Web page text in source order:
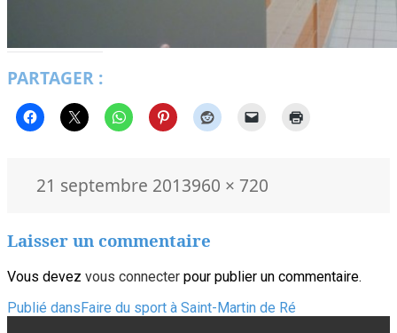
PARTAGER :
Publié
21 septembre 2013Taille
960 × 720
Laisser un commentaire
Vous devez vous connecter pour publier un commentaire.
Navigation
Publié dansFaire du sport à Saint-Martin de Ré